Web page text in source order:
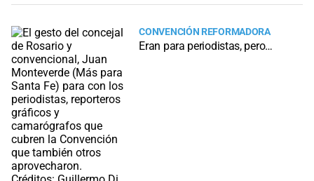
CONVENCIÓN REFORMADORA
Eran para periodistas, pero…